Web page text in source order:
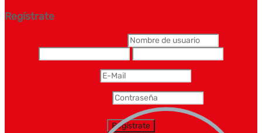
Regístrate